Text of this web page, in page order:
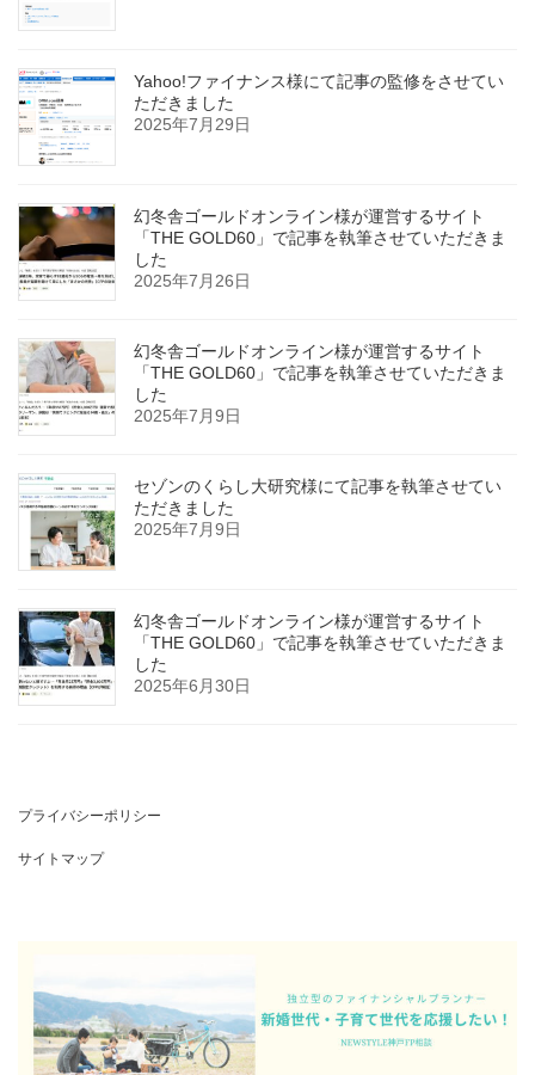
Yahoo!ファイナンス様にて記事の監修をさせてい
ただきました
2025年7月29日
幻冬舎ゴールドオンライン様が運営するサイト
「THE GOLD60」で記事を執筆させていただきま
した
2025年7月26日
幻冬舎ゴールドオンライン様が運営するサイト
「THE GOLD60」で記事を執筆させていただきま
した
2025年7月9日
セゾンのくらし大研究様にて記事を執筆させてい
ただきました
2025年7月9日
幻冬舎ゴールドオンライン様が運営するサイト
「THE GOLD60」で記事を執筆させていただきま
した
2025年6月30日
プライバシーポリシー
サイトマップ